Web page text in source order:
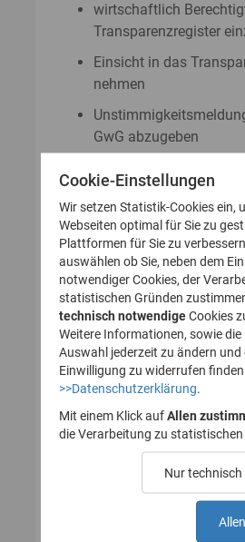
wirtschaftlich
Transparenzregister
Einsicht in das
nehmen
GwG abzugeben
GwG zu stellen
So legen Sie Ihr
das
(Registrierung):
1.
des
bestätigen
Cookie-Einstellungen
Wir setzen Statistik-Cookies ein,
Webseiten optimal für Sie zu
Plattformen für Sie zu
auswählen ob Sie, neben dem
notwendiger Cookies, der
statistischen Gründen
technisch notwendigeCookies
Weitere Informationen, sowie
Auswahl jederzeit zu ändern und
Einwilligung zu widerrufen finden
>>Datenschutzerklärung
Mit einem Klick auf Allen
die Verarbeitung zu statistischen
Nur